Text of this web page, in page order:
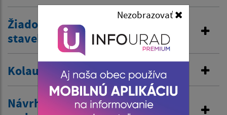
Nezobrazovať
Žiadosť o predĺženie platnosti
stavebného povolenia
Kolaudačné rozhodnutie
Návrh na vydanie územného